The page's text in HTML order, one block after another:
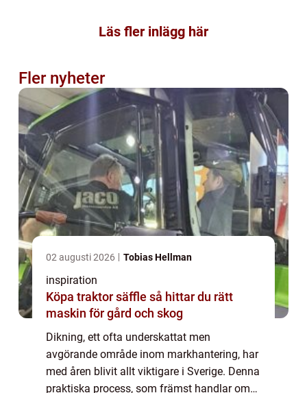
Läs fler inlägg här
Fler nyheter
02 augusti 2026 Tobias Hellman
inspiration
Köpa traktor säffle så hittar du rätt
maskin för gård och skog
Dikning, ett ofta underskattat men
avgörande område inom markhantering, har
med åren blivit allt viktigare i Sverige. Denna
praktiska process, som främst handlar om